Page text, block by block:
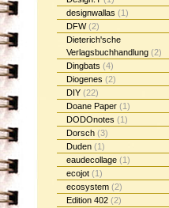
designwallas (1)
DFW(2)
Dieterich'sche
Verlagsbuchhandlung (2)
Dingbats (4)
Diogenes (2)
DIY (22)
Doane Paper (1)
DODOnotes (1)
Dorsch (3)
Duden (1)
eaudecollage (1)
ecojot (1)
ecosystem (2)
Edition 402 (2)